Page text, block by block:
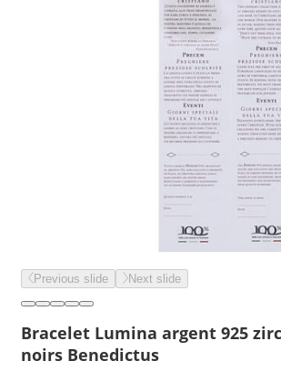
Previous slide Next slide
Bracelet Lumina argent 925
noirs Benedictus